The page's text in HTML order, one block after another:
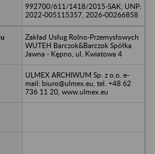
992700/611/1418/2015-SAK; UNP:
2022-005115357, 2026-00266858
Zakład Usług Rolno-Przemysłowych
WUTEH Barczok&Barczok Spółka
Jawna - Kępno, ul. Kwiatowa 4
ULMEX ARCHIWUM Sp. z o.o. e-
mail: biuro@ulmex.eu, tel. +48 62
736 11 20, www.ulmex.eu